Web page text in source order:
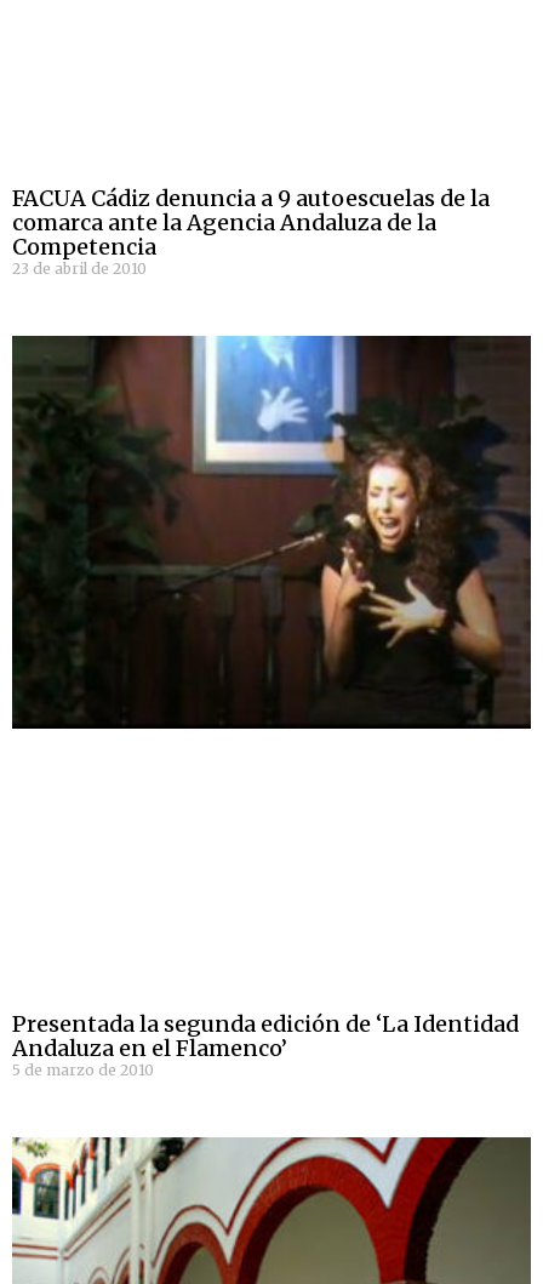
FACUA Cádiz denuncia a 9 autoescuelas de la
comarca ante la Agencia Andaluza de la
Competencia
23 de abril de 2010
Presentada la segunda edición de ‘La Identidad
Andaluza en el Flamenco’
5 de marzo de 2010